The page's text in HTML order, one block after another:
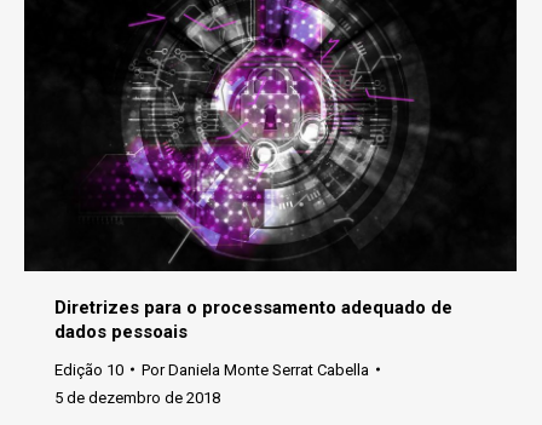
Diretrizes para o processamento adequado de
dados pessoais
Edição 10 PorDaniela Monte Serrat Cabella
5 de dezembro de 2018